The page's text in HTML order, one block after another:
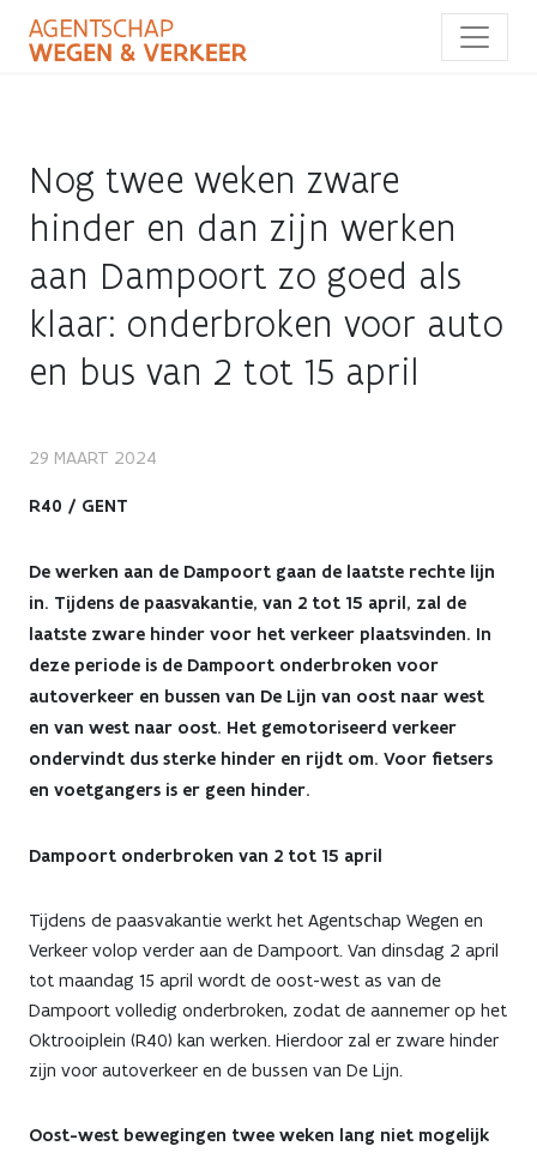
naar
Nog twee weken zware
hinder en dan zijn werken
aan Dampoort zo goed als
klaar: onderbroken voor auto
en bus van 2 tot 15 april
Nog
twee
weken
zware
hinder
en
dan
zijn
werken
Dampoort
zo
goed
als
klaar:
29 MAART 2024
R40 / GENT
De werken aan de Dampoort gaan de laatste rechte lijn
in. Tijdens de paasvakantie, van 2 tot 15 april, zal de
laatste zware hinder voor het verkeer plaatsvinden. In
deze periode is de Dampoort onderbroken voor
autoverkeer en bussen van De Lijn van oost naar west
en van west naar oost. Het gemotoriseerd verkeer
ondervindt dus sterke hinder en rijdt om. Voor fietsers
en voetgangers is er geen hinder.
Dampoort onderbroken van 2 tot 15 april
Tijdens de paasvakantie werkt het Agentschap Wegen en
Verkeer volop verder aan de Dampoort. Van dinsdag 2 april
tot maandag 15 april wordt de oost-west as van de
Dampoort volledig onderbroken, zodat de aannemer op het
Oktrooiplein (R40) kan werken. Hierdoor zal er zware hinder
zijn voor autoverkeer en de bussen van De Lijn.
Oost-west bewegingen twee weken lang niet mogelijk